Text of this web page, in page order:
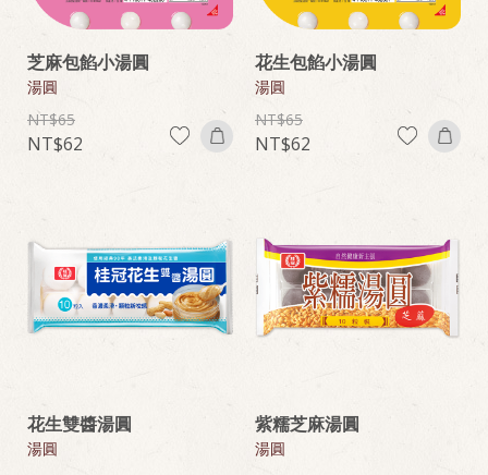
芝麻包餡小湯圓
湯圓
65
62
花生包餡小湯圓
湯圓
65
62
花生雙醬湯圓
湯圓
紫糯芝麻湯圓
湯圓